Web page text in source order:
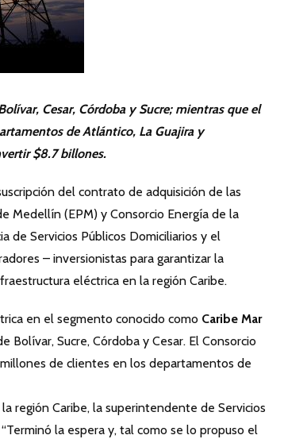
Cesar, Córdoba y Sucre; mientras que el
de Atlántico, La Guajira y
$8.7 billones.
del contrato de adquisición de las
Medellín (EPM) y Consorcio Energía de la
de Servicios Públicos Domiciliarios y el
– inversionistas para garantizar la
eléctrica en la región Caribe.
en el segmento conocido como Caribe Mar
Bolívar, Sucre, Córdoba y Cesar. El Consorcio
de clientes en los departamentos de
región Caribe, la superintendente de Servicios
la espera y, tal como se lo propuso el